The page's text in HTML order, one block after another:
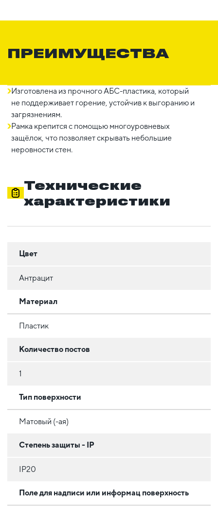
ПРЕИМУЩЕСТВА
Изготовлена из прочного АБС-пластика, который
не поддерживает горение, устойчив к выгоранию и
загрязнениям.
Рамка крепится с помощью многоуровневых
защёлок, что позволяет скрывать небольшие
неровности стен.
Технические
характеристики
Цвет
Антрацит
Материал
Пластик
Количество постов
1
Тип поверхности
Матовый (-ая)
Степень защиты - IP
IP20
Поле для надписи или информац поверхность